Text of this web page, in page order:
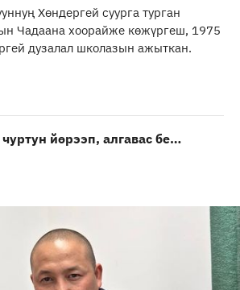
Хөндергей суурга турган
Чадаана хоорайже көжүргеш, 1975
дузалал школазын ажыткан.
йөрээп, алгавас бе…